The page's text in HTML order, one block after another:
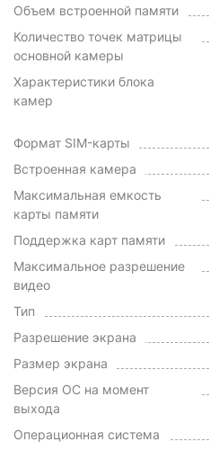
Объем встроенной памяти
Количество точек матрицы
основной камеры
Характеристики блока
камер
Формат SIM-карты
Встроенная камера
Максимальная емкость
карты памяти
Поддержка карт памяти
Максимальное разрешение
видео
Тип
Разрешение экрана
Размер экрана
Версия ОС на момент
выхода
Операционная система